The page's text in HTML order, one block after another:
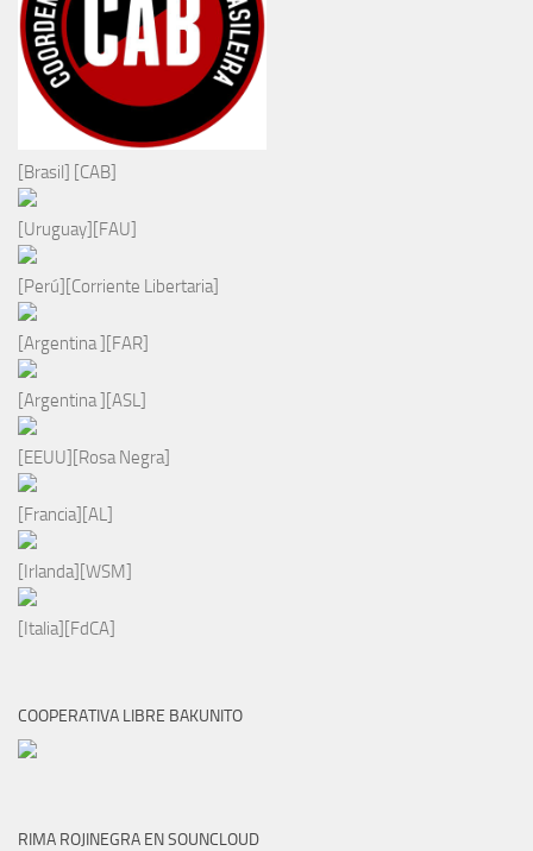
[Brasil] [CAB]
[Uruguay][FAU]
[Perú][Corriente Libertaria]
[Argentina ][FAR]
[Argentina ][ASL]
[EEUU][Rosa Negra]
[Francia][AL]
[Irlanda][WSM]
[Italia][FdCA]
COOPERATIVA LIBRE BAKUNITO
RIMA ROJINEGRA EN SOUNCLOUD